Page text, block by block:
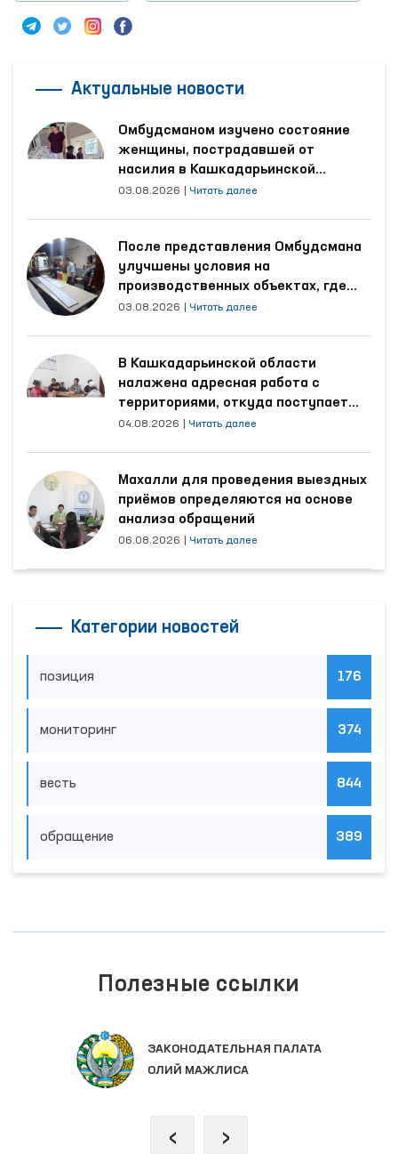
Актуальные новости
Омбудсманом изучено состояние
женщины, пострадавшей от
насилия в Кашкадарьинской
области
03.08.2026 Читать далее
После представления Омбудсмана
улучшены условия на
производственных объектах, где
трудятся осуждённые
03.08.2026 Читать далее
В Кашкадарьинской области
налажена адресная работа с
территориями, откуда поступает
наибольшее количество обращений
04.08.2026 Читать далее
Махалли для проведения выездных
приёмов определяются на основе
анализа обращений
06.08.2026 Читать далее
Категории новостей
позиция 176
мониторинг 374
весть 844
обращение 389
Полезные ссылки
ЕДИНЫЙ ПОРТАЛ ИНТЕРАКТИВНЫХ
ГОСУДАРСТВЕННЫХ УСЛУГ
‹ ›